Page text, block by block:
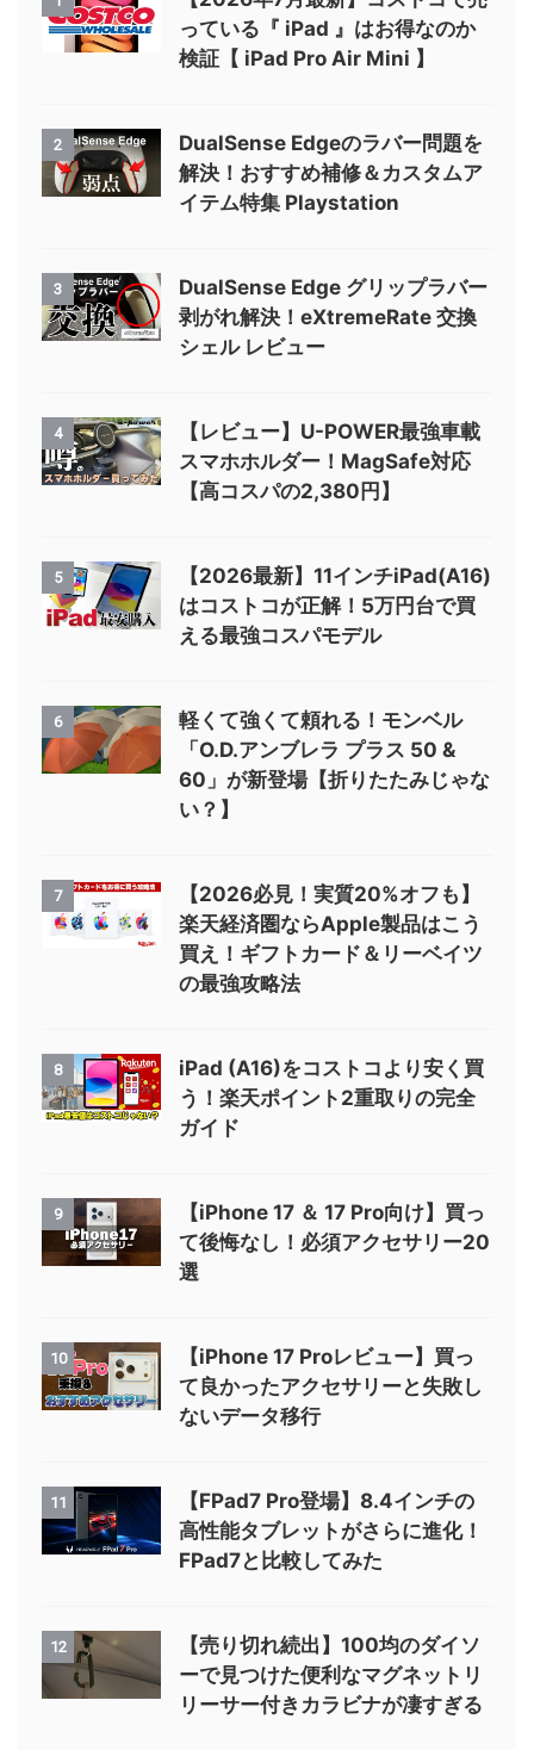
っている『 iPad 』はお得なのか
検証【 iPad Pro Air Mini 】
2
DualSense Edgeのラバー問題を
解決！おすすめ補修＆カスタムア
イテム特集 Playstation
3
DualSense Edge グリップラバー
剥がれ解決！eXtremeRate 交換
シェル レビュー
4
【レビュー】U-POWER最強車載
スマホホルダー！MagSafe対応
【高コスパの2,380円】
5
【2026最新】11インチiPad(A16)
はコストコが正解！5万円台で買
える最強コスパモデル
6
軽くて強くて頼れる！モンベル
「O.D.アンブレラ プラス 50 &
60」が新登場【折りたたみじゃな
い？】
7
【2026必見！実質20%オフも】
楽天経済圏ならApple製品はこう
買え！ギフトカード＆リーベイツ
の最強攻略法
8
iPad (A16)をコストコより安く買
う！楽天ポイント2重取りの完全
ガイド
9
【iPhone 17 ＆ 17 Pro向け】買っ
て後悔なし！必須アクセサリー20
選
10
【iPhone 17 Proレビュー】買っ
て良かったアクセサリーと失敗し
ないデータ移行
11
【FPad7 Pro登場】8.4インチの
高性能タブレットがさらに進化！
FPad7と比較してみた
12
【売り切れ続出】100均のダイソ
ーで見つけた便利なマグネットリ
リーサー付きカラビナが凄すぎる